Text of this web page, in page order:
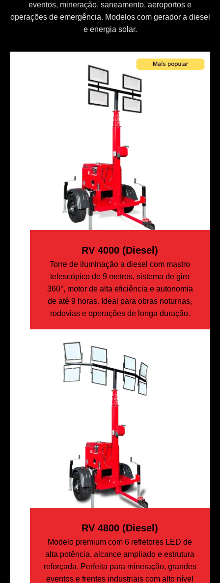
eventos, mineração, saneamento, aeroportos e
operações de emergência. Modelos com gerador a diesel
e energia solar.
RV 4000 (diesel)
Torre de iluminação a diesel com mastro
telescópico de 9 metros, sistema de giro
360°, motor de alta eficiência e autonomia
de até 9 horas. Ideal para obras noturnas,
rodovias e operações de longa duração.
RV 4800 (Diesel)
Modelo premium com 6 refletores LED de
alta potência, alcance ampliado e estrutura
reforçada. Perfeita para mineração, grandes
eventos e frentes industriais com alto nível